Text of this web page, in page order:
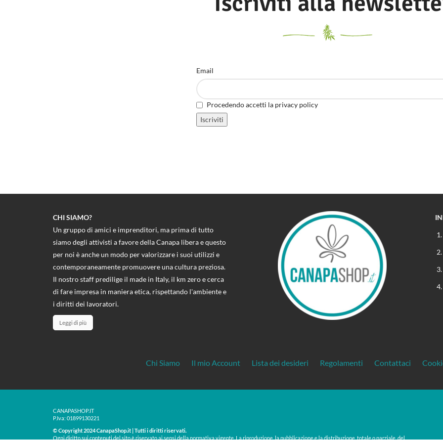
Email
Procedendo accetti la privacy policy
CHI SIAMO?
Un gruppo di amici e imprenditori, ma prima di tutto
siamo degli attivisti a favore della Canapa libera e questo
per noi è anche un modo per valorizzare i suoi utilizzi e
contemporaneamente promuovere una cultura preziosa.
Il nostro staff predilige il made in Italy, il km zero e cerca
di fare impresa in maniera etica, rispettando l'ambiente e
i diritti dei lavoratori.
Leggi di più
Chi Siamo Il mio Account Lista dei desideri Regolamenti Contattaci
CANAPASHOP.IT
P.Iva: 01899130221
© Copyright 2024 CanapaShop.it | Tutti i diritti riservati.
Ogni diritto sui contenuti del sito è riservato ai sensi della normativa vigente. La riproduzione, la pubblicazione e la distribuzione, totale o parziale, del